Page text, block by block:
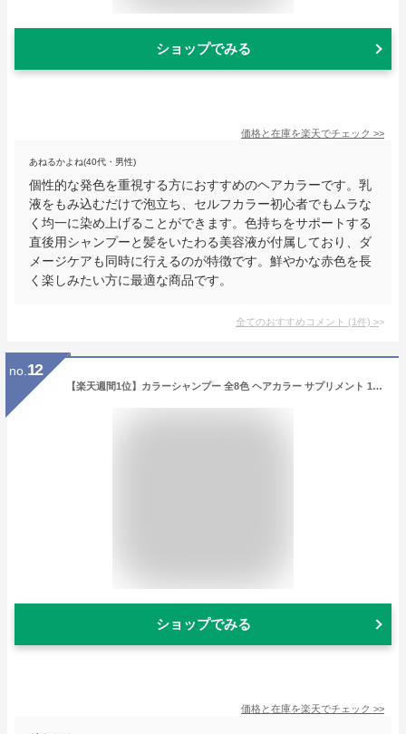
ショップでみる
価格と在庫を楽天でチェック >>
あねるかよね(40代・男性)
個性的な発色を重視する方におすすめのヘアカラーです。乳
液をもみ込むだけで泡立ち、セルフカラー初心者でもムラな
く均一に染め上げることができます。色持ちをサポートする
直後用シャンプーと髪をいたわる美容液が付属しており、ダ
メージケアも同時に行えるのが特徴です。鮮やかな赤色を長
く楽しみたい方に最適な商品です。
全てのおすすめコメント (1件) >
no. 12
【楽天週間1位】カラーシャンプー 全8色 ヘアカラー サプリメント 170ml ILOA イロア カラシャン 選べる 青 赤 緑 紫 ミルクティー アッシュ ピンク パープル シルバー ベージュ レッド ブラウン オレンジ ブルー カラーケア カラーキープ ムラシャン 白髪染
ショップでみる
価格と在庫を楽天でチェック >>